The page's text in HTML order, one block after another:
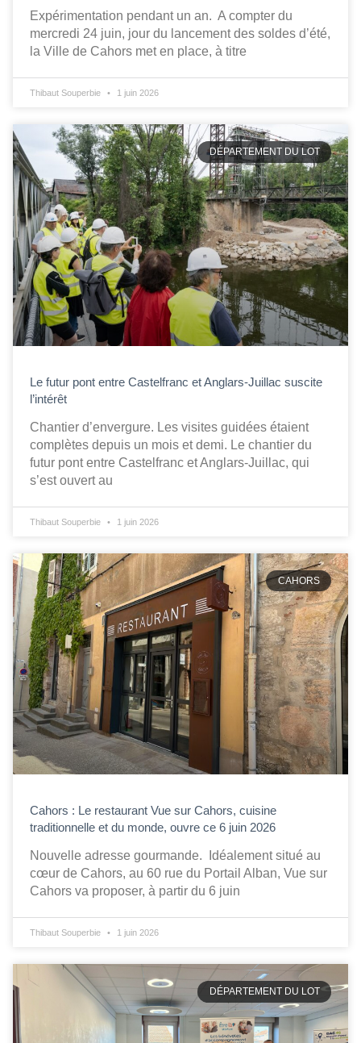
Expérimentation pendant un an. A compter du
mercredi 24 juin, jour du lancement des soldes d’été,
la Ville de Cahors met en place, à titre
Thibaut Souperbie 1 juin 2026
DÉPARTEMENT DU LOT
Le futur pont entre Castelfranc et Anglars-Juillac suscite
l’intérêt
Chantier d’envergure. Les visites guidées étaient
complètes depuis un mois et demi. Le chantier du
futur pont entre Castelfranc et Anglars-Juillac, qui
s’est ouvert au
Thibaut Souperbie 1 juin 2026
CAHORS
Cahors : Le restaurant Vue sur Cahors, cuisine
traditionnelle et du monde, ouvre ce 6 juin 2026
Nouvelle adresse gourmande. Idéalement situé au
cœur de Cahors, au 60 rue du Portail Alban, Vue sur
Cahors va proposer, à partir du 6 juin
Thibaut Souperbie 1 juin 2026
DÉPARTEMENT DU LOT